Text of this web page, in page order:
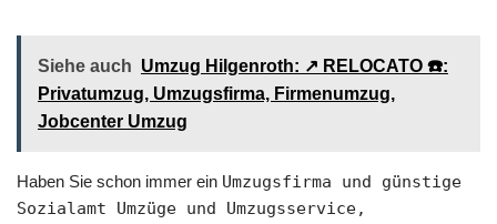
Siehe auch Umzug Hilgenroth: ↗️ RELOCATO ☎️:
Privatumzug, Umzugsfirma, Firmenumzug,
Jobcenter Umzug
Haben Sie schon immer ein Umzugsfirma und günstige
Sozialamt Umzüge und Umzugsservice,